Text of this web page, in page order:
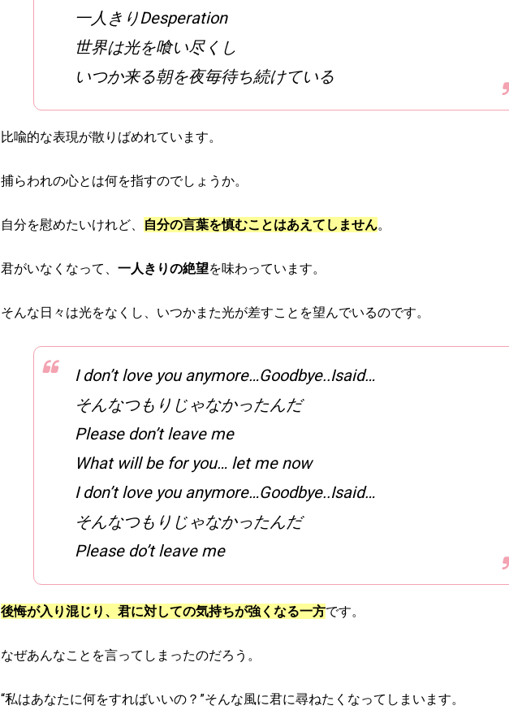
一人きりDesperation
世界は光を喰い尽くし
いつか来る朝を夜毎待ち続けている
比喩的な表現が散りばめれています。
捕らわれの心とは何を指すのでしょうか。
自分を慰めたいけれど、 自分の言葉を慎むことはあえてしません。
君がいなくなって、 一人きりの絶望を味わっています。
そんな日々は光をなくし、いつかまた光が差すことを望んでいるのです。
I don’t love you anymore…Goodbye..Isaid…
そんなつもりじゃなかったんだ
Please don’t leave me
What will be for you… let me now
I don’t love you anymore…Goodbye..Isaid…
そんなつもりじゃなかったんだ
Please do’t leave me
後悔が入り混じり、君に対しての気持ちが強くなる一方です。
なぜあんなことを言ってしまったのだろう。
“私はあなたに何をすればいいの？”そんな風に君に尋ねたくなってしまいます。